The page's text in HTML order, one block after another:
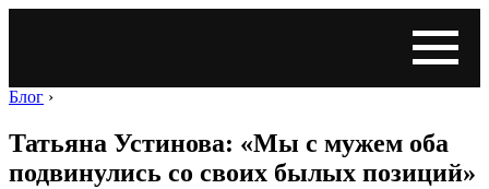
Блог ›
Татьяна Устинова: «Мы с мужем оба
подвинулись со своих былых позиций»